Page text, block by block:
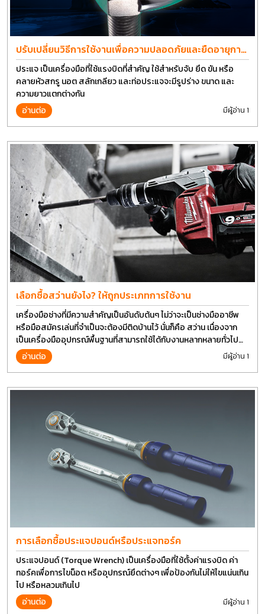
ปรับเปลี่ยนวิธีการใช้งานเพื่อความปลอดภัยและยืดอายุการ
ใช้งานประแจได้อีกนาน
ประแจ เป็นเครื่องมือที่ใช้แรงบิดที่สำคัญ ใช้สำหรับจับ ยึด ขัน หรือ
คลายหัวสกรู นอต สลักเกลียว และท่อประแจจะมีรูปร่าง ขนาด และ
ความยาวแตกต่างกัน
อ่านต่อ
มีผู้อ่าน 1
เลือกซื้อสว่านยังไง? ให้ถูกประเภทการใช้งาน
เครื่องมือช่างที่มีความสำคัญเป็นอันดับต้นๆ ไม่ว่าจะเป็นช่างมืออาชีพ
หรือมือสมัครเล่นที่จำเป็นจะต้องมีติดบ้านไว้ นั่นก็คือ สว่าน เนื่องจาก
เป็นเครื่องมืออุปกรณ์พื้นฐานที่สามารถใช้ได้กับงานหลากหลายทั่วไป
เรียกว่า เป็นเครื่องมือที่ใช้ง่าย ใครๆก็สามารถใช้ได้
อ่านต่อ มีผู้อ่าน 1
การเลือกซื้อประแจปอนด์หรือประแจทอร์ค
ประแจปอนด์ (Torque Wrench) เป็นเครื่องมือที่ใช้ตั้งค่าแรงบิด ค่า
ทอร์คเพื่อการไขน็อต หรืออุปกรณ์ยึดต่างๆ เพื่อป้องกันไม่ให้ไขแน่นเกิน
ไป หรือหลวมเกินไป
อ่านต่อ
มีผู้อ่าน 1